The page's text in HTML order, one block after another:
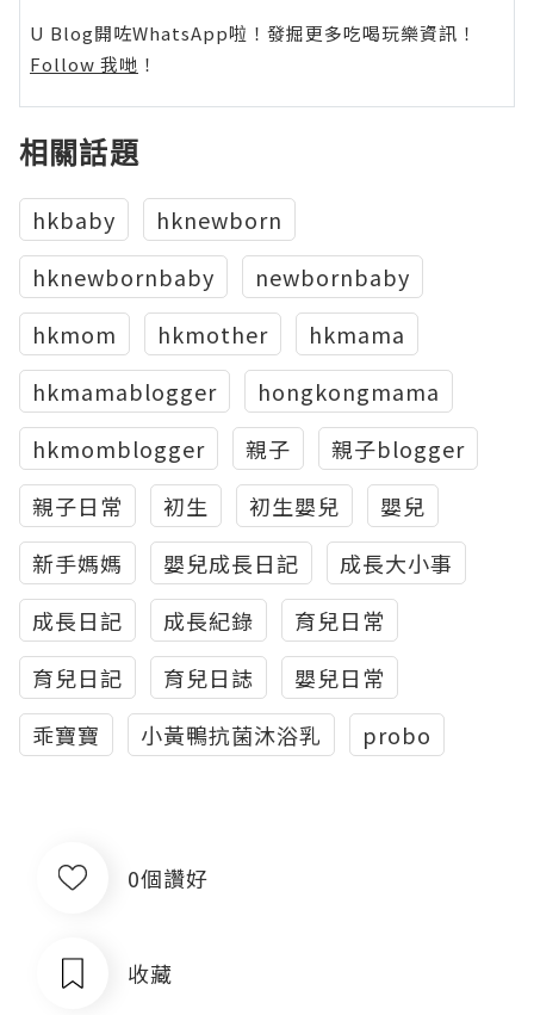
U Blog開咗WhatsApp啦！發掘更多吃喝玩樂資訊！
Follow 我哋 ！
相關話題
hkbaby
hknewborn
hknewbornbaby
newbornbaby
hkmom
hkmother
hkmama
hkmamablogger
hongkongmama
hkmomblogger
親子
親子blogger
親子日常
初生 初生嬰兒
嬰兒
新手媽媽
嬰兒成長日記
成長大小事
成長日記
成長紀錄
育兒日常
育兒日記
育兒日誌
嬰兒日常
乖寶寶
小黃鴨抗菌沐浴乳 probo
0個讚好
收藏